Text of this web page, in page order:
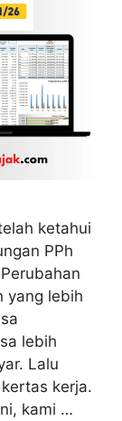
ketahui
PPh
yang lebih
lebih
Lalu
kerja.
kami …